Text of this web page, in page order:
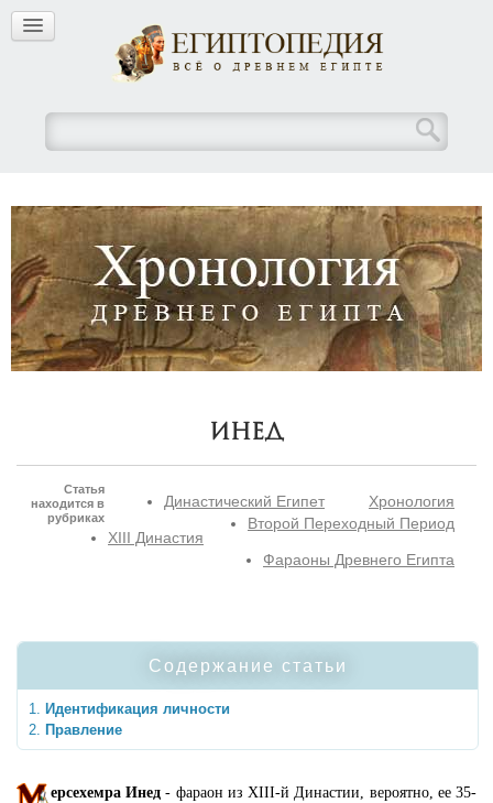
Инед
Статья
находится в
рубриках
Хронология
Династический Египет
Второй Переходный Период
XIII Династия
Фараоны Древнего Египта
Содержание статьи
Идентификация личности
Правление
ерсехемра Инед - фараон из XIII-й Династии, вероятно, ее 35-